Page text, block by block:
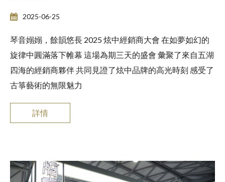
2025-06-25
琴音嫋嫋，餘韻悠長 2025 炫中經銷商大會 在如夢如幻的
旋律中圓滿落下帷幕 這場為期三天的盛會 彙聚了來自五湖
四海的經銷商夥伴 共同見證了炫中品牌的高光時刻 感受了
古箏藝術的無限魅力
詳情